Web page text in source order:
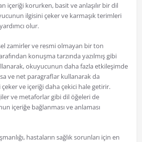
içeriği korurken, basit ve anlaşılır bir dil
ilgisini çeker ve karmaşık terimleri
olur.
zamirler ve resmi olmayan bir ton
konuşma tarzında yazılmış gibi
okuyucunun daha fazla etkileşimde
ve net paragraflar kullanarak da
ve içeriği daha çekici hale getirir.
ve metaforlar gibi dil öğeleri de
içeriğe bağlanması ve anlaması
hastaların sağlık sorunları için en